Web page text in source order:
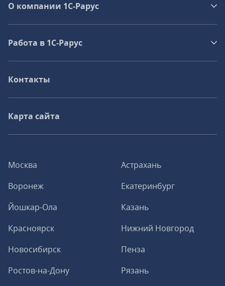
Москва
Астрахань
Воронеж
Екатеринбург
Йошкар-Ола
Казань
Красноярск
Нижний Новгород
Новосибирск
Пенза
Ростов-на-Дону
Рязань
О компании 1C-Рарус
Работа в 1С‑Рарус
Контакты
Карта сайта